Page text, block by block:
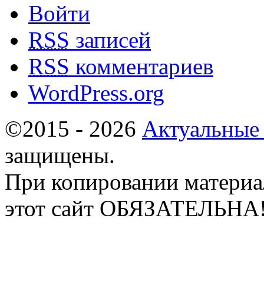
Войти
RSS записей
RSS комментариев
WordPress.org
©2015 - 2026
защищены.
При копировании
этот сайт